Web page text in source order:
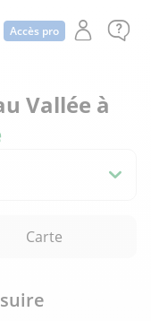
Accès pro
Vallée à
Carte